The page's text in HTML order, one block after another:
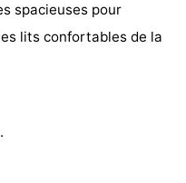
spacieuses pour
lits confortables de la